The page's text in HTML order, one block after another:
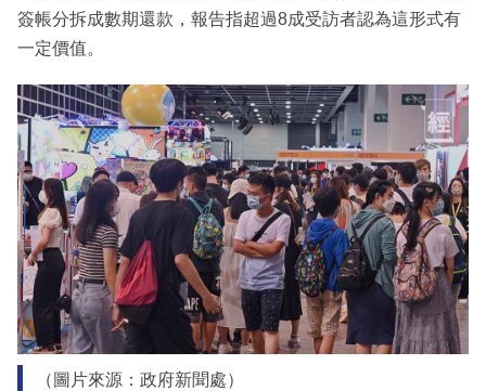
簽帳分拆成數期還款，報告指超過8成受訪者認為這形式有
一定價值。
（圖片來源：政府新聞處）